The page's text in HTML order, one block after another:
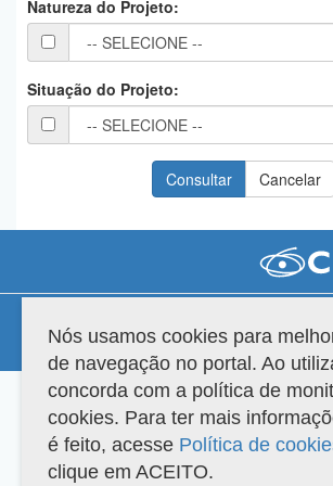
Planalto
Natureza do Projeto:
Situação do Projeto:
Versão do sistema: 3.88.9 Copyright 2022 Capes.
Nós usamos cookies para
de navegação no portal. Ao
concorda com a política de
cookies. Para ter mais
é feito, acesse Política de
clique em ACEITO.